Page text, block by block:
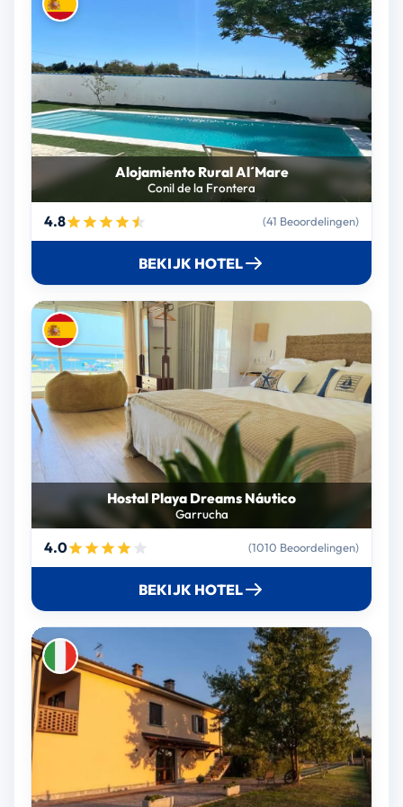
Alojamiento Rural Al´Mare
Conil de la Frontera
4.8 (41 Beoordelingen)
BEKIJK HOTEL
Hostal Playa Dreams Náutico
Garrucha
4.0 (1010 Beoordelingen)
BEKIJK HOTEL